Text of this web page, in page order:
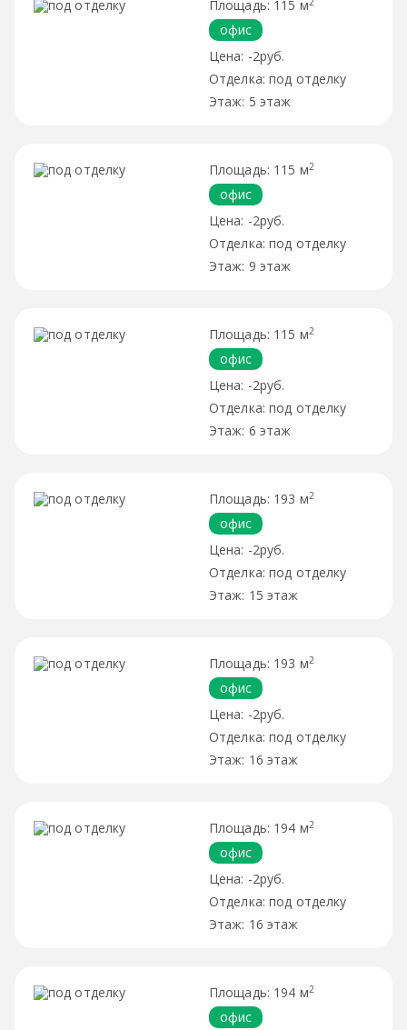
115 м
офис
-2руб.
под отделку
5 этаж
115 м2
офис
-2руб.
под отделку
9 этаж
115 м2
офис
-2руб.
под отделку
6 этаж
193 м2
офис
-2руб.
под отделку
15 этаж
193 м2
офис
-2руб.
под отделку
16 этаж
194 м2
офис
-2руб.
под отделку
16 этаж
194 м2
офис